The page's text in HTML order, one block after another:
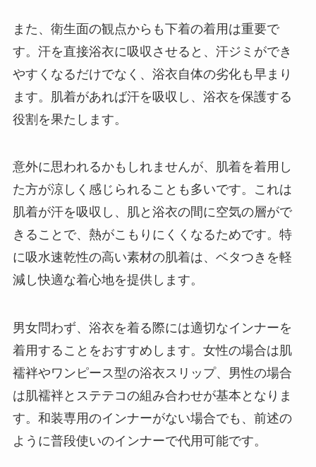
また、衛生面の観点からも下着の着用は重要で
す。汗を直接浴衣に吸収させると、汗ジミができ
やすくなるだけでなく、浴衣自体の劣化も早まり
ます。肌着があれば汗を吸収し、浴衣を保護する
役割を果たします。
意外に思われるかもしれませんが、肌着を着用し
た方が涼しく感じられることも多いです。これは
肌着が汗を吸収し、肌と浴衣の間に空気の層がで
きることで、熱がこもりにくくなるためです。特
に吸水速乾性の高い素材の肌着は、ベタつきを軽
減し快適な着心地を提供します。
男女問わず、浴衣を着る際には適切なインナーを
着用することをおすすめします。女性の場合は肌
襦袢やワンピース型の浴衣スリップ、男性の場合
は肌襦袢とステテコの組み合わせが基本となりま
す。和装専用のインナーがない場合でも、前述の
ように普段使いのインナーで代用可能です。